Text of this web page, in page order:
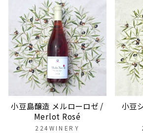
小豆島醸造 メルローロゼ /
Merlot Rosé
224WINERY
小豆